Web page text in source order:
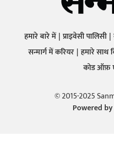
हमारे बारे में प्राइवेसी पालिसी
सन्मार्ग में करियर हमारे साथ
कोड ऑफ़
© 2015-2025
Powered by